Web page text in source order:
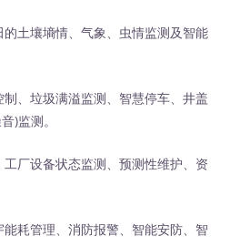
的土壤墒情、气象、虫情监测及智能
制、垃圾满溢监测、智慧停车、井盖
)监测。
工厂设备状态监测、预测性维护、资
能耗管理、消防报警、智能安防、智